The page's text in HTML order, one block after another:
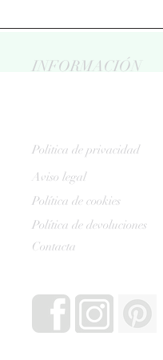
INFORMACIÓN
Politica de privacidad
Aviso legal
Política de cookies
Política de devoluciones
Contacta